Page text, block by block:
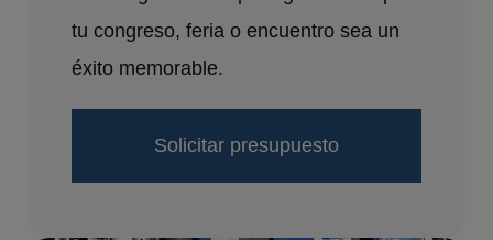
tu congreso, feria o encuentro sea un
éxito memorable.
Solicitar presupuesto